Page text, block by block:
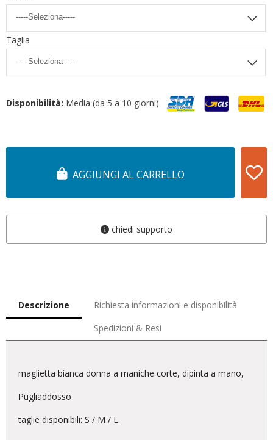
Taglia
Disponibilità: Media (da 5 a 10 giorni)
AGGIUNGI AL CARRELLO
chiedi supporto
Descrizione
Richiesta informazioni e disponibilità
Spedizioni & Resi
maglietta bianca donna a maniche corte, dipinta a mano,
Pugliaddosso
taglie disponibili: S / M / L